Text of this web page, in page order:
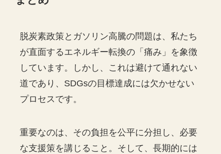
脱炭素政策とガソリン高騰の問題は、私たち
が直面するエネルギー転換の「痛み」を象徴
しています。しかし、これは避けて通れない
道であり、SDGsの目標達成には欠かせない
プロセスです。
重要なのは、その負担を公平に分担し、必要
な支援策を講じること。そして、長期的には